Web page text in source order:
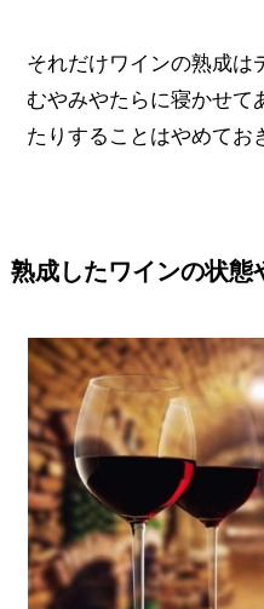
それだけワインの熟成は
むやみやたらに寝かせて
たりすることはやめてお
熟成したワインの状態